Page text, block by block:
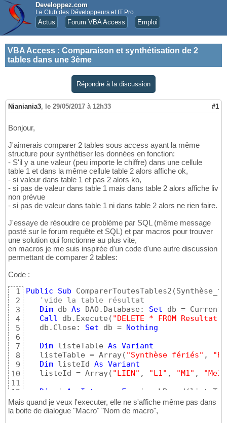
Developpez.com
Le Club des Développeurs et IT Pro
Actus Forum VBA Access Emploi
VBA Access : Comparaison et synthétisation de 2
tables dans une 3ème
Répondre à la discussion
Nianiania3, le 29/05/2017 à 12h33 #1
Bonjour,
J'aimerais comparer 2 tables sous access ayant la même
structure pour synthétiser les données en fonction:
- S'il y a une valeur (peu importe le chiffre) dans une cellule
table 1 et dans la même cellule table 2 alors affiche ok,
- si valeur dans table 1 et pas 2 alors ko,
- si pas de valeur dans table 1 mais dans table 2 alors affiche liv
non prévue
- si pas de valeur dans table 1 ni dans table 2 alors ne rien faire.
J'essaye de résoudre ce problème par SQL (même message
posté sur le forum requête et SQL) et par macros pour trouver
une solution qui fonctionne au plus vite,
en macros je me suis inspirée d'un code d'une autre discussion
permettant de comparer 2 tables:
Code :
1
2
3
4
5
6
7
8
9
10
11
12
13
14
Public Sub ComparerToutesTables2 (
'vide la table résultat
Dim db As DAO.Database: Set db =
Call db.Execute ( "DELETE * FROM Resultat;"
   db.Close:
Set db =
Nothing
Dim listeTable As Variant
   listeTable = Array
( "Synthèse fériés" ,
Dim listeId As Variant
   listeId = Array
( "LIEN" , "L1" , "M1" , "Me1"
Dim
i As Integer For i = LBound (
Call ComparerTable("Synthèse_fériés"
Next
Mais quand je veux l'executer, elle ne s'affiche même pas dans
la boite de dialogue "Macro" "Nom de macro",